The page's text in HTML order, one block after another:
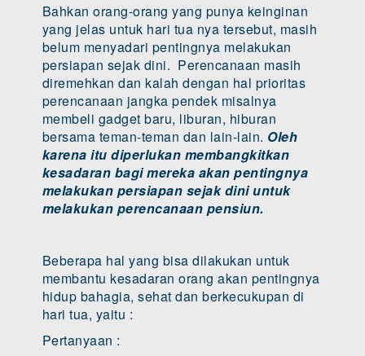
Bahkan orang-orang yang punya keinginan
yang jelas untuk hari tua nya tersebut, masih
belum menyadari pentingnya melakukan
persiapan sejak dini. Perencanaan masih
diremehkan dan kalah dengan hal prioritas
perencanaan jangka pendek misalnya
membeli gadget baru, liburan, hiburan
bersama teman-teman dan lain-lain. Oleh
karena itu diperlukan membangkitkan
kesadaran bagi mereka akan pentingnya
melakukan persiapan sejak dini untuk
melakukan perencanaan pensiun.
Beberapa hal yang bisa dilakukan untuk
membantu kesadaran orang akan pentingnya
hidup bahagia, sehat dan berkecukupan di
hari tua, yaitu :
Pertanyaan :